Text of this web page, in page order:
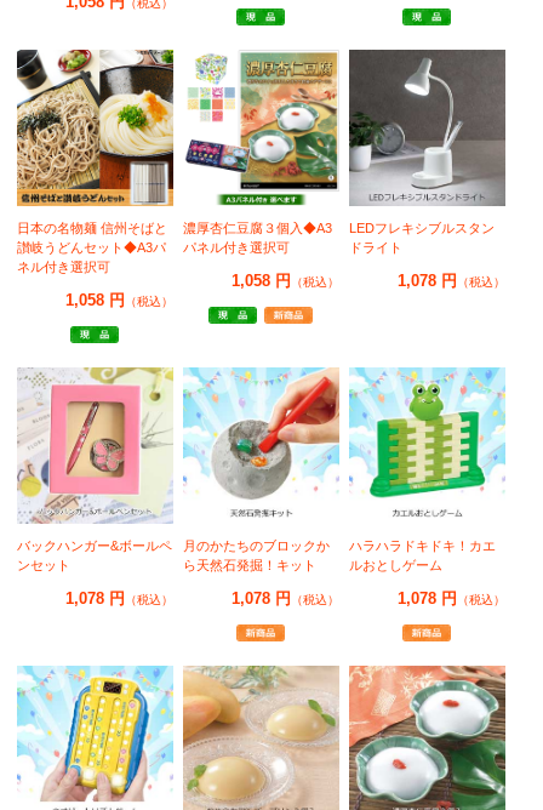
（税込）
日本の名物麺 信州そばと
讃岐うどんセット◆A3パ
ネル付き選択可
1,058 円 （税込）
濃厚杏仁豆腐３個入◆A3
パネル付き選択可
1,058 円 （税込）
LEDフレキシブルスタン
ドライト
1,078 円 （税込）
バックハンガー&ボールペ
ンセット
1,078 円 （税込）
月のかたちのブロックか
ら天然石発掘！キット
1,078 円 （税込）
ハラハラドキドキ！カエ
ルおとしゲーム
1,078 円 （税込）